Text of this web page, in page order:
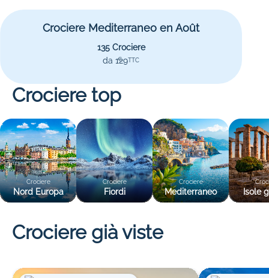
Crociere Mediterraneo en Août
135 Crociere
da 129
€ TTC
Crociere top
Crociere
Nord Europa
Crociere
Fiordi
Crociere
Mediterraneo Isole
Crociere già viste